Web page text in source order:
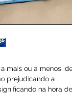
mais ou a menos,
prejudicando a
na hora